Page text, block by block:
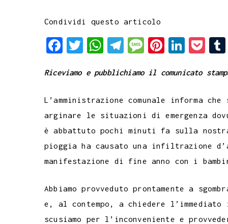
Condividi questo articolo
F
c
e
b
o
o
k
T
i
t
t
e
r
W
a
t
s
A
p
p
T
l
g
r
a
m
M
s
a
g
e
P
n
t
e
r
e
s
L
n
e
d
I
n
c
k
e
t
Riceviamo e pubblichiamo il comunicato
L’amministrazione comunale informa
arginare le situazioni di emergenza
è abbattuto pochi minuti fa sulla
pioggia ha causato una infiltrazione
manifestazione di fine anno con i
Abbiamo provveduto prontamente a
e, al contempo, a chiedere
scusiamo per l’inconveniente e